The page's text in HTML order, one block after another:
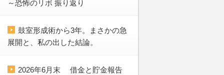
～恐怖のリボ 振り返り
鼓室形成術から3年。まさかの急
展開と、私の出した結論。
2026年6月末 借金と貯金報告